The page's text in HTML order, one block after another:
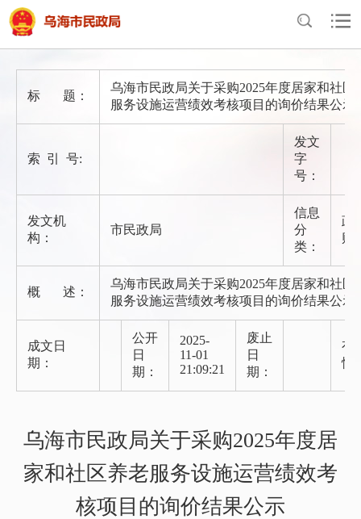
首页
标 题：
乌海市民政局关于采购2025年度居家和社区
服务设施运营绩效考核项目的询价结果公示
索 引 号:
发文
字
号：
发文机
构：
市民政局
信息
分
类：
政
购
概 述：
乌海市民政局关于采购2025年度居家和社区
服务设施运营绩效考核项目的询价结果公示
成文日
期：
公开
日
期：
2025-
11-01
21:09:21
废止
日
期：
有
性
乌海市民政局关于采购2025年度居
家和社区养老服务设施运营绩效考
核项目的询价结果公示